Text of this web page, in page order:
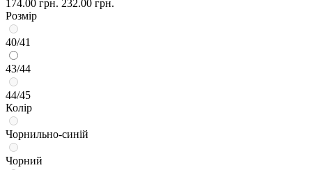
174.00 грн. 232.00 грн.
Розмір
40/41
43/44
44/45
Колір
Чорнильно-синій
Чорний